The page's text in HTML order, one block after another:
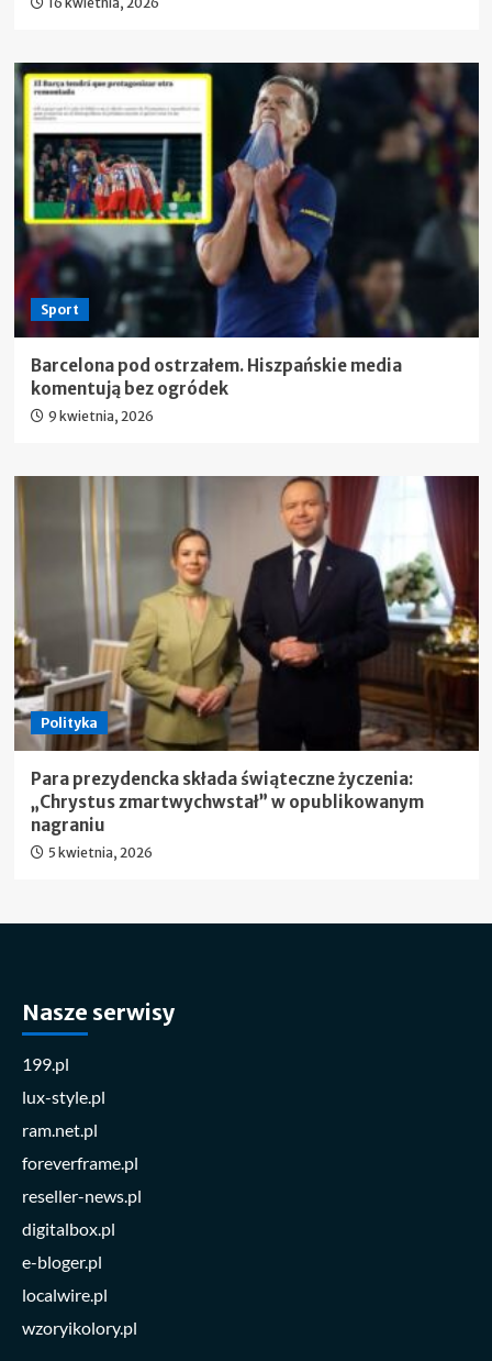
Sport
Barcelona pod ostrzałem. Hiszpańskie media
komentują bez ogródek
9 kwietnia, 2026
Polityka
Para prezydencka składa świąteczne życzenia:
„Chrystus zmartwychwstał” w opublikowanym
nagraniu
5 kwietnia, 2026
Nasze serwisy
199.pl
lux-style.pl
ram.net.pl
foreverframe.pl
reseller-news.pl
digitalbox.pl
e-bloger.pl
localwire.pl
wzoryikolory.pl